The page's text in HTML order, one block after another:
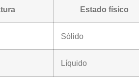
Estado físico
Sólido
Líquido